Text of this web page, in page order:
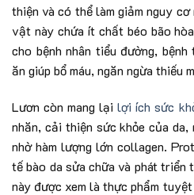
thiện và có thể làm giảm nguy
vật này chứa ít chất béo bão
cho bệnh nhân tiểu đường,
ăn giúp bổ máu, ngăn ngừa thiếu
Lươn còn mang lạilợi ích sức
nhăn, cải thiện sức khỏe của da,
nhờ hàm lượng lớn collagen.
tế bào da sửa chữa và phát
này được xem là thực phẩm